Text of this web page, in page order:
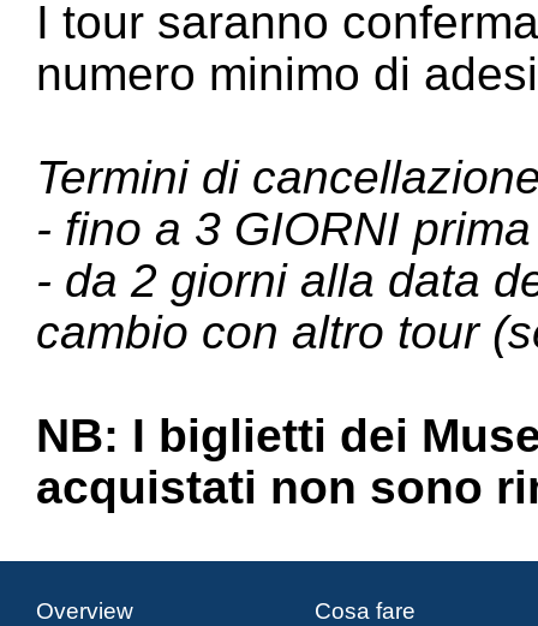
I tour saranno
numero minimo di
Termini di
- fino a 3 GIORNI
- da 2 giorni alla data
cambio con altro tour
NB: I biglietti dei
acquistati non sono
Overview Cosa fare